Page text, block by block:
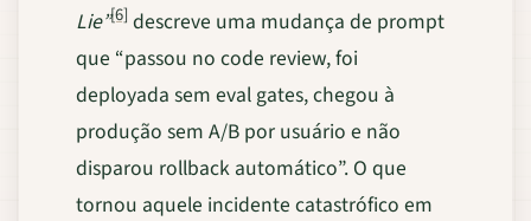
Lie”[6] descreve uma mudança de prompt
que “passou no code review, foi
deployada sem eval gates, chegou à
produção sem A/B por usuário e não
disparou rollback automático”. O que
tornou aquele incidente catastrófico em